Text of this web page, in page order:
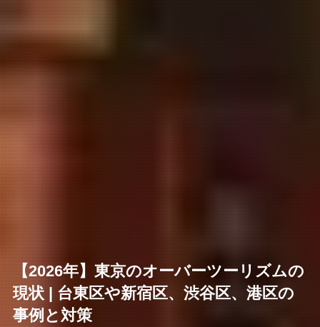
【2026年】東京のオーバーツーリズムの
現状 | 台東区や新宿区、渋谷区、港区の
事例と対策